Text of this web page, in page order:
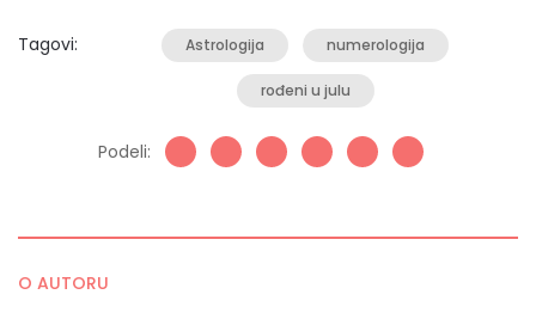
Tagovi: Astrologija numerologija
rođeni u julu
Podeli:
O AUTORU